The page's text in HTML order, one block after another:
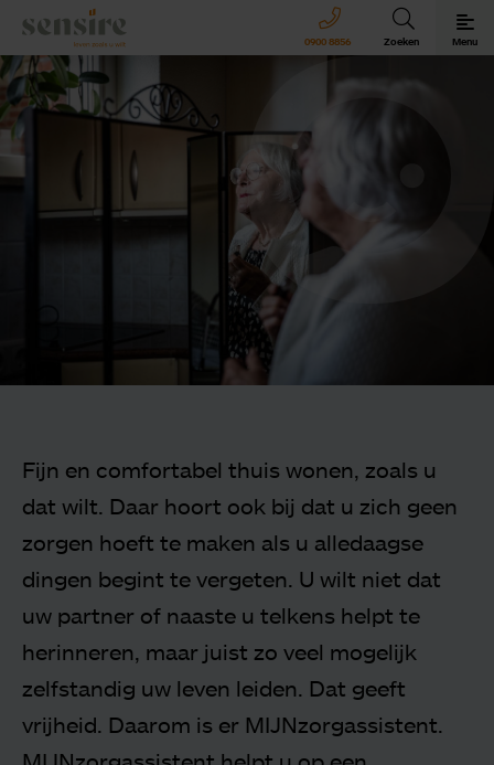
Sensire logo
0900 8856 Zoeken Menu
Sensire bij u thuis
Revalideren met Sensire
Wonen en zorg met Sensire
Fijn en comfortabel thuis wonen, zoals u
dat wilt. Daar hoort ook bij dat u zich geen
zorgen hoeft te maken als u alledaagse
dingen begint te vergeten. U wilt niet dat
uw partner of naaste u telkens helpt te
herinneren, maar juist zo veel mogelijk
zelfstandig uw leven leiden. Dat geeft
vrijheid. Daarom is er MIJNzorgassistent.